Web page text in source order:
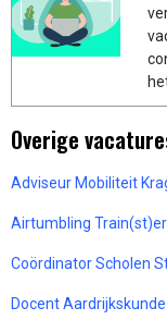
Overige
Adviseur Mobiliteit
Airtumbling
Coördinator Scholen
Docent